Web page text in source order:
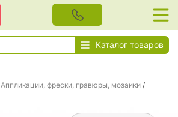
Каталог товаров
Аппликации, фрески, гравюры, мозаики /